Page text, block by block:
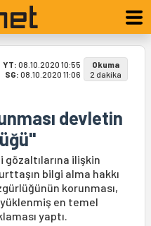
YT: 08.10.2020 10:55
SG: 08.10.2020 11:06
Okuma
2 dakika
devletin
gözaltılarına ilişkin
bilgi alma hakkı
korunması,
en temel
yaptı.